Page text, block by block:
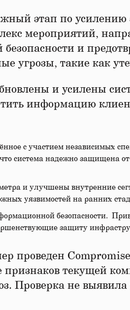
этап по
мероприятий,
и
угрозы, такие как
и усилены
информацию
с участием независимых
система надежно защищена
и улучшены внутренние
уязвимостей на ранних
безопасности.
защиту
проведен
текущей
Проверка не выявила